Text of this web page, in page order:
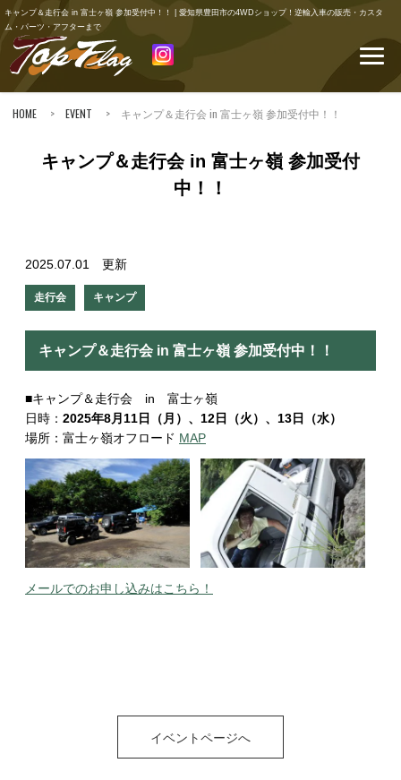
キャンプ＆走行会 in 富士ヶ嶺 参加受付中！！ | 愛知県豊田市の4WDショップ！逆輸入車の販売・カスタ
ム・パーツ・アフターまで
HOME > EVENT > キャンプ＆走行会 in 富士ヶ嶺 参加受付中！！
キャンプ＆走行会 in 富士ヶ嶺 参加受付
中！！
2025.07.01 更新
走行会 キャンプ
キャンプ＆走行会 in 富士ヶ嶺 参加受付中！！
■キャンプ＆走行会 in 富士ヶ嶺
日時： 2025年8月11日（月）、12日（火）、13日（水）
場所：富士ヶ嶺オフロード MAP
メールでのお申し込みはこちら！
イベントページへ